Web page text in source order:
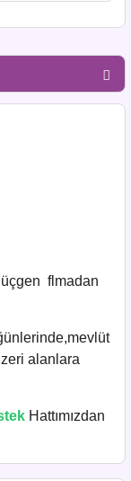
flmadan
alanlara
Hattımızdan